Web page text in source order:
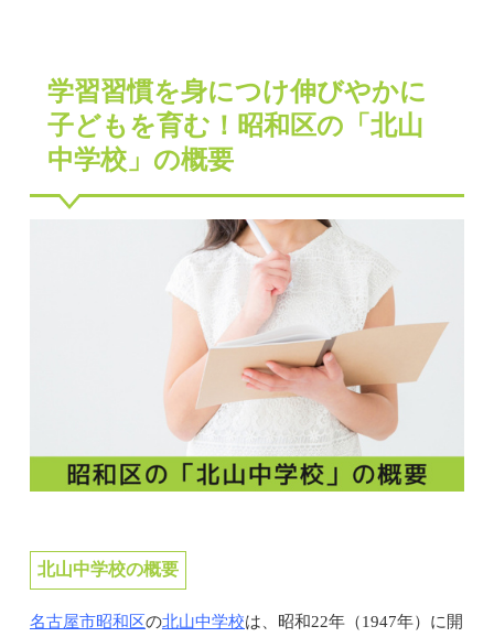
学習習慣を身につけ伸びやかに
子どもを育む！昭和区の「北山
中学校」の概要
北山中学校の概要
名古屋市昭和区の北山中学校は、昭和22年（1947年）に開